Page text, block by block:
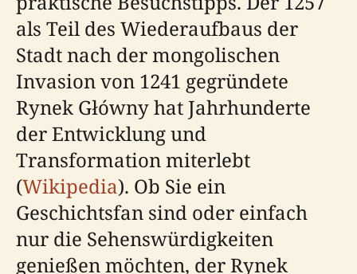
als Teil des Wiederaufbaus der
Stadt nach der mongolischen
Invasion von 1241 gegründete
Rynek Główny hat Jahrhunderte
der Entwicklung und
Transformation miterlebt
(Wikipedia). Ob Sie ein
Geschichtsfan sind oder einfach
nur die Sehenswürdigkeiten
genießen möchten, der Rynek